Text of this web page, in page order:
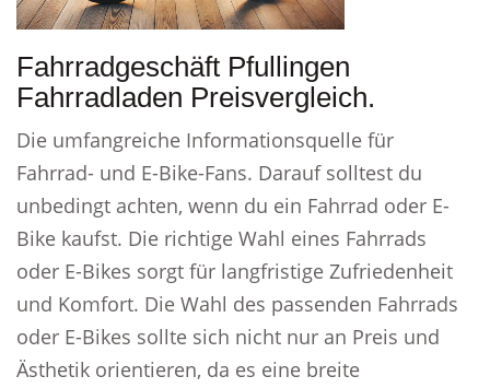
Fahrradgeschäft Pfullingen
Fahrradladen Preisvergleich.
Die umfangreiche Informationsquelle für
Fahrrad- und E-Bike-Fans. Darauf solltest du
unbedingt achten, wenn du ein Fahrrad oder E-
Bike kaufst. Die richtige Wahl eines Fahrrads
oder E-Bikes sorgt für langfristige Zufriedenheit
und Komfort. Die Wahl des passenden Fahrrads
oder E-Bikes sollte sich nicht nur an Preis und
Ästhetik orientieren, da es eine breite